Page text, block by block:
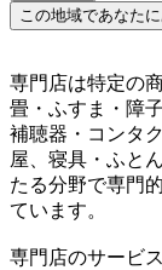
この地域であなた
専門店は特定の
畳・ふすま・障
補聴器・コンタ
屋、寝具・ふと
たる分野で専門
ています。
専門店のサービ